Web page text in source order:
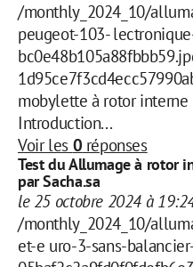
/monthly_2024_10/
peugeot-103-
mobylette à rotor interne
Introduction...
Voir les 0 réponses
Test du Allumage à rotor
par Sacha.sa
le 25 octobre 2024 à
/monthly_2024_10/
et-e uro-3-sans-